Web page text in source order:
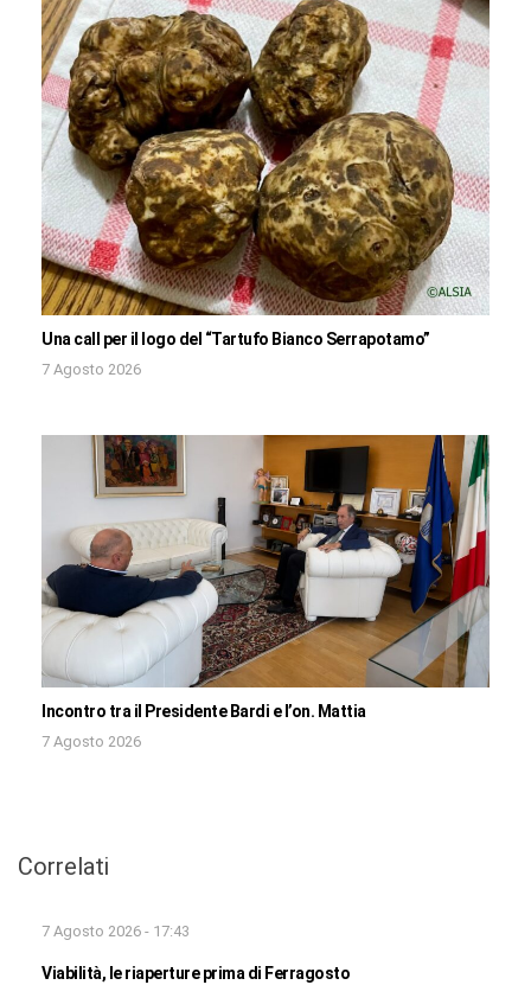
Una call per il logo del “Tartufo Bianco Serrapotamo”
7 Agosto 2026
Incontro tra il Presidente Bardi e l’on. Mattia
7 Agosto 2026
Correlati
7 Agosto 2026 - 17:43
Viabilità, le riaperture prima di Ferragosto